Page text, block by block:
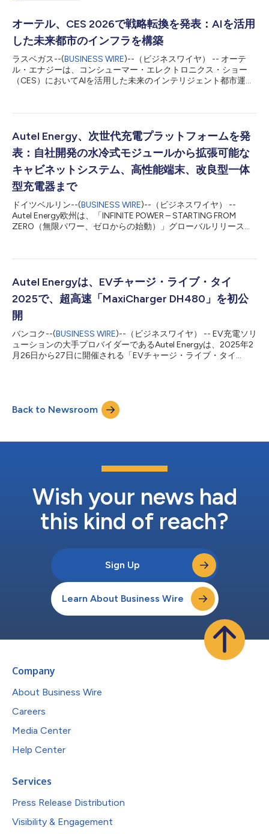
オーテル、CES 2026で戦略転換を発表：AIを活用
した未来都市のインフラを構築
ラスベガス--(BUSINESS WIRE)--（ビジネスワイヤ） -- オーテ
ル・エナジーは、コンシューマー・エレクトロニクス・ショー
（CES）においてAIを活用した未来のインテリジェント都市運営
トの検証からシナリオベースのエンジニアリング展開への移行、
調されています。 オーテルは、スマートエネルギーとスマート
検査という2つの主要分野にフォーカスし、幅広い新製品を発表
します。スマートエネルギー分野では、家庭用V2G（Vehicle-to-
Grid）AC充電器と車両向けのDC充電ソリューションを発表し、
家庭から商業施設まで、多層的なエネルギータッチポイント戦略
をさらに強化します。同社のブースでは、自動プラグイン機能を
備えたスマート充電ロボットのライブデモを実施します。スマー
ト検査分野では、車輪を搭載する検査ロボットをはじめとする
「Embodied Collective Intelligence Solution...
Autel Energy、次世代充電プラットフォームを発
表：自社開発の水冷式モジュールから拡張可能な
キャビネットシステム、高性能端末、改良型一体
型充電器まで
ドイツベルリン--(BUSINESS WIRE)--（ビジネスワイヤ） --
Autel Energy欧州は、「INFINITE POWER – STARTING FROM
ZERO（無限パワー、ゼロからの始動）」グローバルリリースイ
まる、超高速で信頼性及び拡張性の高い充電インフラへの需要に
たプラットフォームは、高性能で比類ない適応性を兼ね備え、オ
ペレーターに柔軟かつ拡張性の高い充電ソリューションを提供
し、様々なユースケースに対応します。 MaxiModule
LCM60/120 : 自社開発の高性能水冷式モジュール プラットフォ
ームの中核となるのは、60kWと120kWで構成されるAutel自社
開発のMaxiModule LCM60/120水冷式電源モジュールです。高い
変換効率、長期安定性、厳しい条件下における安定運用に向けて
設計されたこれらのモジュールは、連続する高出力使用時におい
Autel Energyは、EVチャージ・ライブ・タイ
2025で、超高速「MaxiCharger DH480」を初公
開
バンコク--(BUSINESS WIRE)--（ビジネスワイヤ） -- EV充電ソリ
ューションの大手プロバイダーであるAutel Energyは、2025年2
月26日から27日に開催される「EVチャージ・ライブ・タイ
ラインナップも展示されます。 DH480の画期的な機能を紹介
DH480は、最大480kWの出力を実現し、同時に最大4台の車の
充電が可能で、高速・効率的かつ信頼性の高いEV充電の新たな
す。業界最高の充電速度を誇り、1秒あたり最大1kmの走行距離
ています。多様な支払いオプションにも対応しており、クレジッ
トカード、RFID、QRコード、Plug & Charge技術が利用可能で、
DCシ...
Back to Newsroom
Wish your news had
this kind of reach?
Sign Up
Learn About Business Wire
Company
About Business Wire
Careers
Media Center
Help Center
Services
Press Release Distribution
Visibility & Engagement